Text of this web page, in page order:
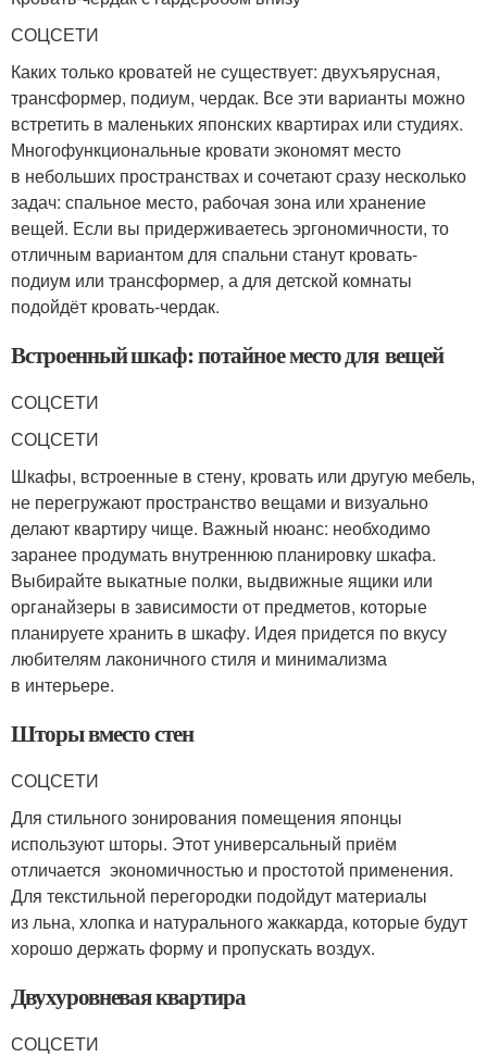
СОЦСЕТИ
Каких только кроватей не существует: двухъярусная,
трансформер, подиум, чердак. Все эти варианты можно
встретить в маленьких японских квартирах или студиях.
Многофункциональные кровати экономят место
в небольших пространствах и сочетают сразу несколько
задач: спальное место, рабочая зона или хранение
вещей. Если вы придерживаетесь эргономичности, то
отличным вариантом для спальни станут кровать-
подиум или трансформер, а для детской комнаты
подойдёт кровать-чердак.
Встроенный шкаф: потайное место для вещей
СОЦСЕТИ
СОЦСЕТИ
Шкафы, встроенные в стену, кровать или другую мебель,
не перегружают пространство вещами и визуально
делают квартиру чище. Важный нюанс: необходимо
заранее продумать внутреннюю планировку шкафа.
Выбирайте выкатные полки, выдвижные ящики или
органайзеры в зависимости от предметов, которые
планируете хранить в шкафу. Идея придется по вкусу
любителям лаконичного стиля и минимализма
в интерьере.
Шторы вместо стен
СОЦСЕТИ
Для стильного зонирования помещения японцы
используют шторы. Этот универсальный приём
отличается экономичностью и простотой применения.
Для текстильной перегородки подойдут материалы
из льна, хлопка и натурального жаккарда, которые будут
хорошо держать форму и пропускать воздух.
Двухуровневая квартира
СОЦСЕТИ